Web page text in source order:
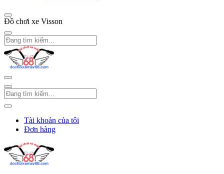
Đồ chơi xe Visson
Tài khoản của tôi
Đơn hàng